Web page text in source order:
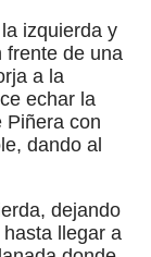
izquierda y
frente de una
a la
echar la
Piñera con
dando al
dejando
llegar a